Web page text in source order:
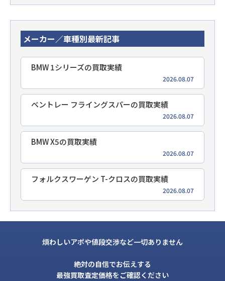
メーカー／車種別最新記事
BMW 1シリーズの買取実績
2026.08.07
ベントレー フライングスパーの買取実績
2026.08.07
BMW X5の買取実績
2026.08.07
フォルクスワーゲン T-クロスの買取実績
2026.08.07
煩わしいアポや値段交渉など一切ありません
絶対の自信でお伝えする
最強買取査定価格をご確認ください